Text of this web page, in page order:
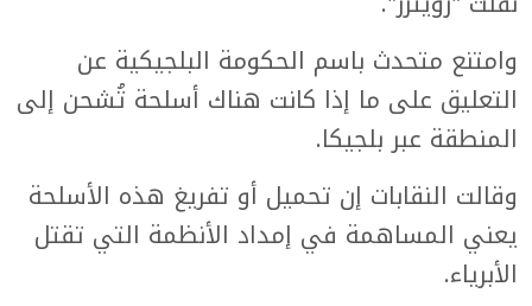
وامتنع متحدث باسم الحكومة البلجيكية عن
التعليق على ما إذا كانت هناك أسلحة تُشحن إلى
المنطقة عبر بلجيكا.
وقالت النقابات إن تحميل أو تفريغ هذه الأسلحة
يعني المساهمة في إمداد الأنظمة التي تقتل
الأبرياء.